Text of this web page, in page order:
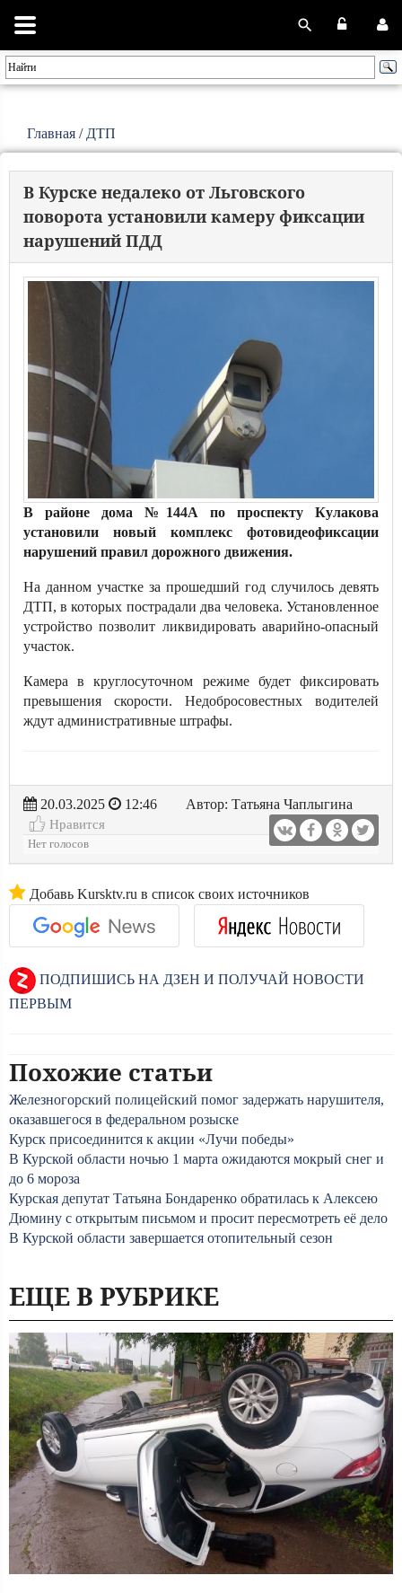
Главная / ДТП
В Курске недалеко от Льговского
поворота установили камеру фиксации
нарушений ПДД
В районе дома №144А по проспекту Кулакова
установили новый комплекс фотовидеофиксации
нарушений правил дорожного движения.
На данном участке за прошедший год случилось девять
ДТП, в которых пострадали два человека. Установленное
устройство позволит ликвидировать аварийно-опасный
участок.
Камера в круглосуточном режиме будет фиксировать
превышения скорости. Недобросовестных водителей
ждут административные штрафы.
20.03.2025 12:46
Автор: Татьяна Чаплыгина
Нравится
Нет голосов
Добавь Kursktv.ru в список своих источников
ПОДПИШИСЬ НА ДЗЕН И ПОЛУЧАЙ НОВОСТИ
ПЕРВЫМ
Похожие статьи
Железногорский полицейский помог задержать нарушителя,
оказавшегося в федеральном розыске
Курск присоединится к акции «Лучи победы»
В Курской области ночью 1 марта ожидаются мокрый снег и
до 6 мороза
Курская депутат Татьяна Бондаренко обратилась к Алексею
Дюмину с открытым письмом и просит пересмотреть её дело
В Курской области завершается отопительный сезон
ЕЩЕ В РУБРИКЕ